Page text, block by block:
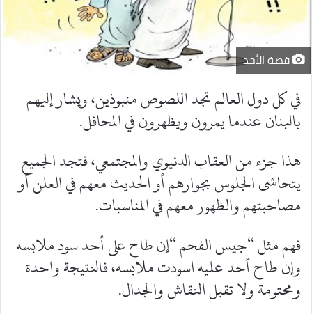
قصة الأحد
في كل دول العالم تجد اللصوص منبوذين، ويشار إليهم
بالبنان عندما يمرون ويظهرون في المحافل.
هذا جزء من العقاب الدنيوي والمجتمعي، فتجد الجميع
يتحاشى الجلوس بجوارهم أو الحديث معهم في العلن أو
مصاحبتهم والظهور معهم في المناسبات.
فهم مثل “جيس الفحم “إن طاح على أحد سود ملابسه
وإن طاح أحد عليه اسودت ملابسه، فالنتيجة واحدة
ومحتومة ولا تقبل النقاش والجدال.